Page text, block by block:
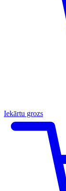
Iekārtu grozs